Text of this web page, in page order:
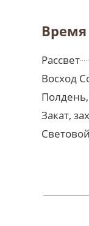
Время
Рассвет
Восход
Закат,